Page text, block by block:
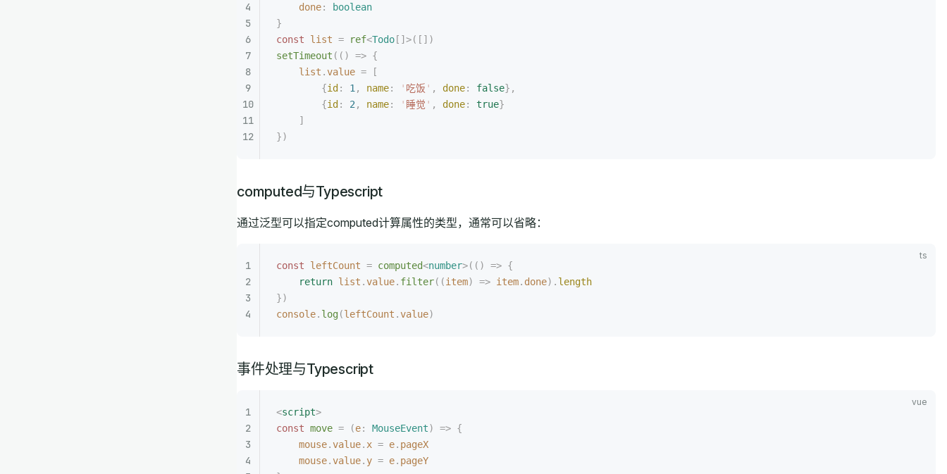
    done
:
boolean
}
const list = ref<Todo []>([])
setTimeout (() => {
    list
.value = [
        {
id : 1 , name: ' 吃饭 ' , done: false},
        {
id : 2 , name: ' 睡觉 ' , done: true}
    ]
})
computed与Typescript
通过泛型可以指定computed计算属性的类型，通常可以省略：
const leftCount = computed<number>(() => {
    return
list .value. filter((item) => item. done). length
})
console. log(leftCount .value)
事件处理与Typescript
<script>
const move = (e: MouseEvent) => {
    mouse
.value. x = e. pageX
    mouse
.value. y = e. pageY